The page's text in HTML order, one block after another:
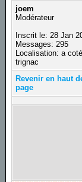
joem
Modérateur
Inscrit le: 28 Jan
Messages: 295
Localisation: a
trignac
Revenir en haut
page